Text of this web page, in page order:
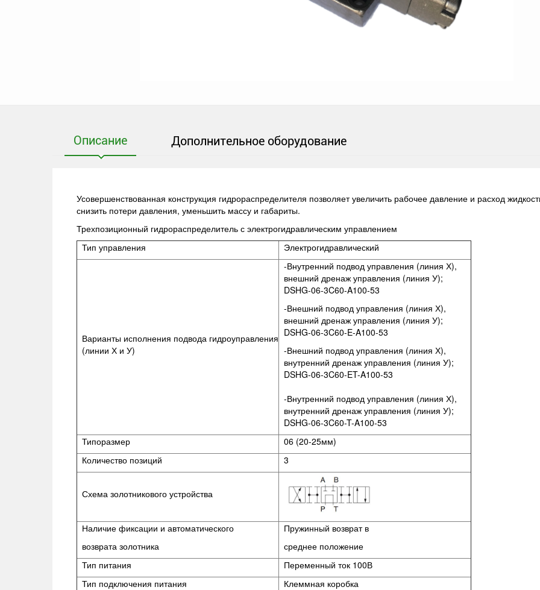
Описание Дополнительное оборудование
Усовершенствованная конструкция гидрораспределителя позволяет увеличить рабочее давление и расход
снизить потери давления, уменьшить массу и габариты.
Трехпозиционный гидрораспределитель с электрогидравлическим управлением
Тип управления
Электрогидравлический
Варианты исполнения подвода гидроуправления
(линии Х и У)
-Внутренний подвод управления (линия Х),
внешний дренаж управления (линия У);
DSHG-06-3C60-A100-53
-Внешний подвод управления (линия Х),
внешний дренаж управления (линия У);
DSHG-06-3C60-E-A100-53
-Внешний подвод управления (линия Х),
внутренний дренаж управления (линия У);
DSHG-06-3C60-ET-A100-53
-Внутренний подвод управления (линия Х),
внутренний дренаж управления (линия У);
DSHG-06-3C60-T-A100-53
Типоразмер
06 (20-25мм)
Количество позиций
3
Схема золотникового устройства
Наличие фиксации и автоматического
возврата золотника
Пружинный возврат в
среднее положение
Тип питания
Переменный ток 100В
Тип подключения питания
Клеммная коробка